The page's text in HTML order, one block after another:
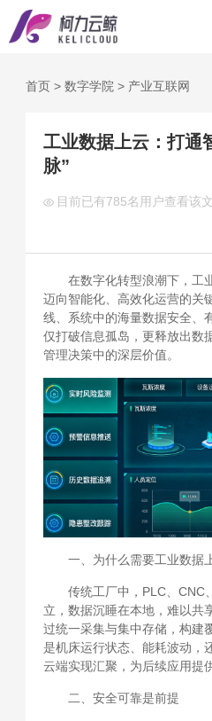
首页> 数字学院 > 产业互联网
工业数据上云：打通
脉”
目前已有785名用户查看该
在数字化转型浪潮下，工
迈向智能化、高效化运营的关
线、系统中的海量数据安全、
仅打破信息孤岛，更释放出数
管理决策中的深层价值。
一、为什么需要工业数据
传统工厂中，PLC、CNC
立，数据沉睡在本地，难以共
过统一采集与集中存储，构建
是机床运行状态、能耗波动，
云端实现汇聚，为后续应用提供
二、安全可靠是前提